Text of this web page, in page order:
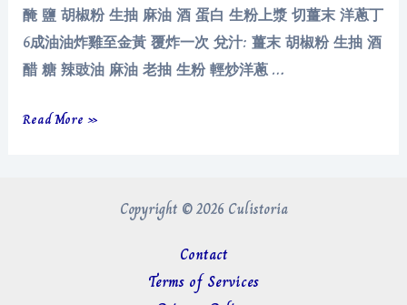
醃 鹽 胡椒粉 生抽 麻油 酒 蛋白 生粉上漿 切薑末 洋蔥丁
6成油油炸雞至金黃 覆炸一次 兌汁: 薑末 胡椒粉 生抽 酒
醋 糖 辣豉油 麻油 老抽 生粉 輕炒洋蔥 …
炸
Read More »
Copyright © 2026 Culistoria
Contact
Terms of Services